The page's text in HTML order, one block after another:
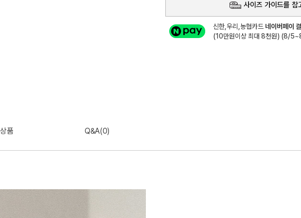
사이즈 가이드를 참
신한,우리,농협카드 네이버페이
(10만원이상 최대 8천원) (8/
품 Q&A(0)